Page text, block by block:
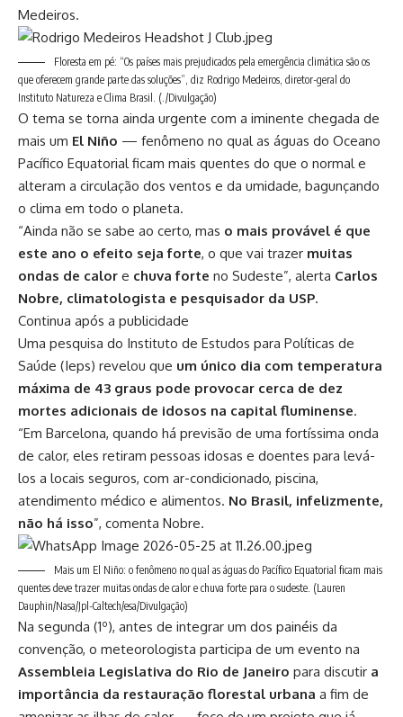
Medeiros.
Floresta em pé: “Os países mais prejudicados pela emergência climática são os
que oferecem grande parte das soluções”, diz Rodrigo Medeiros, diretor-geral do
Instituto Natureza e Clima Brasil. (./Divulgação)
O tema se torna ainda urgente com a iminente chegada de
mais um El Niño — fenômeno no qual as águas do Oceano
Pacífico Equatorial ficam mais quentes do que o normal e
alteram a circulação dos ventos e da umidade, bagunçando
o clima em todo o planeta.
“Ainda não se sabe ao certo, mas o mais provável é que
este ano o efeito seja forte, o que vai trazer muitas
ondas de calor e chuva forte no Sudeste”, alerta Carlos
Nobre, climatologista e pesquisador da USP.
Continua após a publicidade
Uma pesquisa do Instituto de Estudos para Políticas de
Saúde (Ieps) revelou que um único dia com temperatura
máxima de 43 graus pode provocar cerca de dez
mortes adicionais de idosos na capital fluminense.
“Em Barcelona, quando há previsão de uma fortíssima onda
de calor, eles retiram pessoas idosas e doentes para levá-
los a locais seguros, com ar-condicionado, piscina,
atendimento médico e alimentos. No Brasil, infelizmente,
não há isso”, comenta Nobre.
Mais um El Niño: o fenômeno no qual as águas do Pacífico Equatorial ficam mais
quentes deve trazer muitas ondas de calor e chuva forte para o sudeste. (Lauren
Dauphin/Nasa/Jpl-Caltech/esa/Divulgação)
Na segunda (1º), antes de integrar um dos painéis da
convenção, o meteorologista participa de um evento na
Assembleia Legislativa do Rio de Janeiro para discutir a
importância da restauração florestal urbana a fim de